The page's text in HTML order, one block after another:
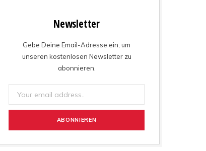
Newsletter
Gebe Deine Email-Adresse ein, um
unseren kostenlosen Newsletter zu
abonnieren.